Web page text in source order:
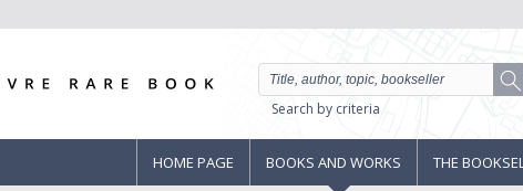
Search by criteria
HOME PAGE BOOKS AND WORKS THE